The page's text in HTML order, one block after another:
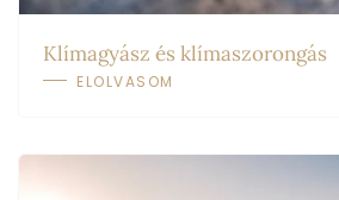
Klímagyász és klímaszorongás
ELOLVASOM